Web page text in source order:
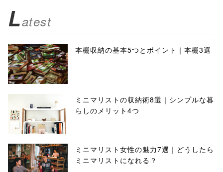
Latest
本棚収納の基本5つとポイント｜本棚3選
ミニマリストの収納術8選｜シンプルな暮
らしのメリット4つ
ミニマリスト女性の魅力7選｜どうしたら
ミニマリストになれる？